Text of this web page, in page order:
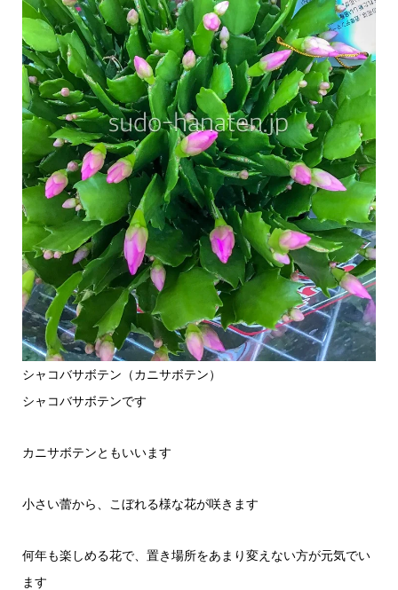
シャコバサボテン（カニサボテン）
シャコバサボテンです
カニサボテンともいいます
小さい蕾から、こぼれる様な花が咲きます
何年も楽しめる花で、置き場所をあまり変えない方が元気でい
ます